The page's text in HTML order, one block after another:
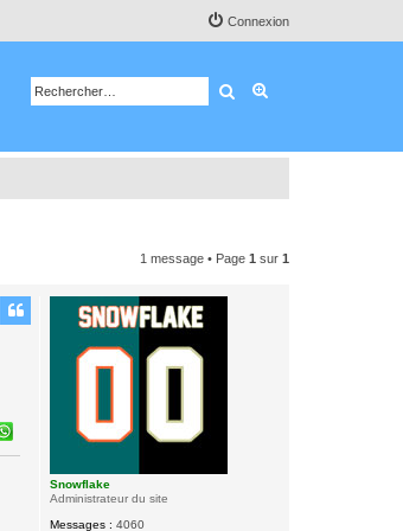
Connexion
Rechercher
1 message • Page 1 sur 1
Snowflake
Administrateur du site
Messages : 4060